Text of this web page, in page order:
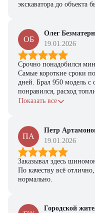
экскаватора до объекта
ОБ
Олег
19.01.2026
Срочно понадобился
Самые короткие сроки
дней. Брал 950 модель
понравился, расход
с задачами справляется.
Показать все
ПА
Петр
19.01.2026
Заказывал здесь
По качеству всё
нормально.
Городской